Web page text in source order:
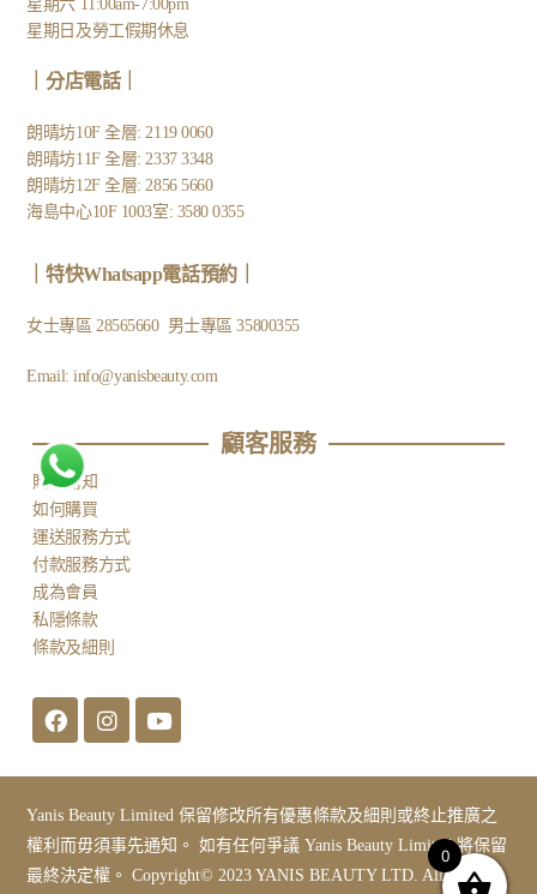
星期六 11:00am-7:00pm
星期日及勞工假期休息
分店電話｜
朗晴坊10F 全層: 2119 0060
朗晴坊11F 全層: 2337 3348
朗晴坊12F 全層: 2856 5660
海島中心10F 1003室: 3580 0355
特快Whatsapp電話預約｜
女士專區28565660 男士專區35800355
Email:info@yanisbeauty.com
顧客服務​
購物需知
如何購買
運送服務方式
付款服務方式
成為會員
私隱條款
條款及細則
Yanis Beauty Limited 保留修改所有優惠條款及細則或終止推廣之
權利而毋須事先通知。 如有任何爭議 Yanis Beauty Limited 將保留
最終決定權。 Copyright© 2023 YANIS BEAUTY LTD. All Rights
0